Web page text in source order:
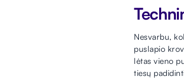
Nesvarbu,
puslapio
lėtas vieno
tiesų